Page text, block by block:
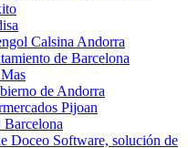
Calsina Andorra
de Barcelona
de Andorra
Pijoan